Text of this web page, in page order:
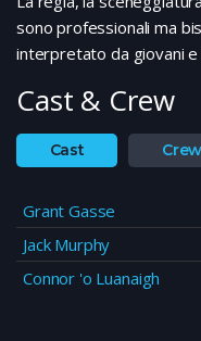
sono professionali ma
interpretato da giovani
Cast & Crew
Cast Crew
Grant Gasse
Jack Murphy
Connor 'o Luanaigh